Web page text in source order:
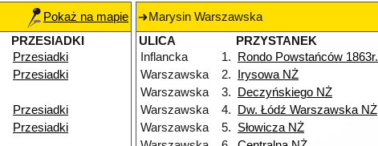
Pokaż na mapie
PRZESIADKI
Przesiadki
Przesiadki
Przesiadki
Przesiadki
Marysin Warszawska
ULICA
PRZYSTANEK
Inflancka
1. Rondo Powstańców 1863r.
Warszawska
2.
Irysowa NŻ
Warszawska
3. Deczyńskiego NŻ
Warszawska
4. Dw. Łódź Warszawska NŻ
Warszawska
5.
Słowicza NŻ